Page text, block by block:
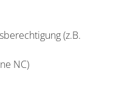
(z.B.
NC)